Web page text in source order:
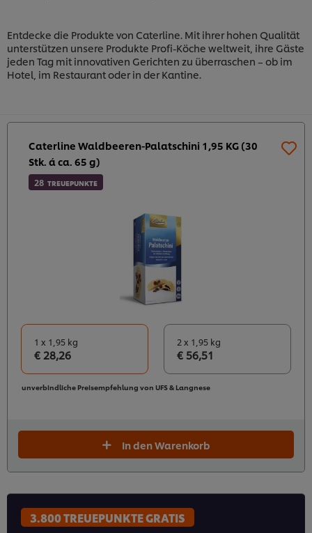
Entdecke die Produkte von Caterline. Mit ihrer hohen Qualität
unterstützen unsere Produkte Profi-Köche weltweit, ihre Gäste
jeden Tag mit innovativen Gerichten zu überraschen – ob im
Hotel, im Restaurant oder in der Kantine.
Caterline Waldbeeren-Palatschini 1,95 KG (30
Stk. á ca. 65 g)
28 TREUEPUNKTE
1 x 1,95 kg
€ 28,26
2 x 1,95 kg
€ 56,51
unverbindliche Preisempfehlung von UFS & Langnese
In den Warenkorb
3.800 TREUEPUNKTE GRATIS